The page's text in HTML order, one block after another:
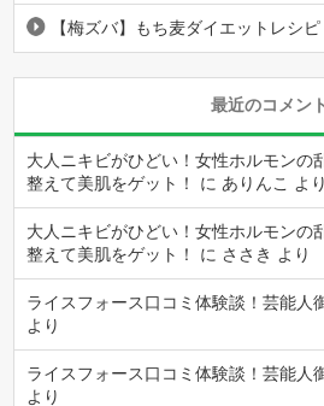
【梅ズバ】もち麦ダイエットレシ
最近のコメント
大人ニキビがひどい！女性ホルモンの
整えて美肌をゲット！
に ありんこ より
大人ニキビがひどい！女性ホルモンの
整えて美肌をゲット！
に ささき より
ライスフォース口コミ体験談！芸能人
より
ライスフォース口コミ体験談！芸能人
より